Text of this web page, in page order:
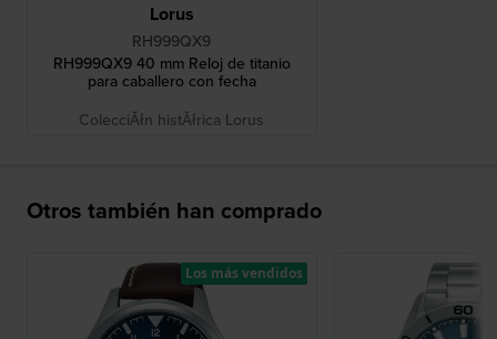
Lorus
RH999QX9
RH999QX9 40 mm Reloj de titanio
para caballero con fecha
ColecciĂłn histĂłrica Lorus
Otros también han comprado
Los más vendidos